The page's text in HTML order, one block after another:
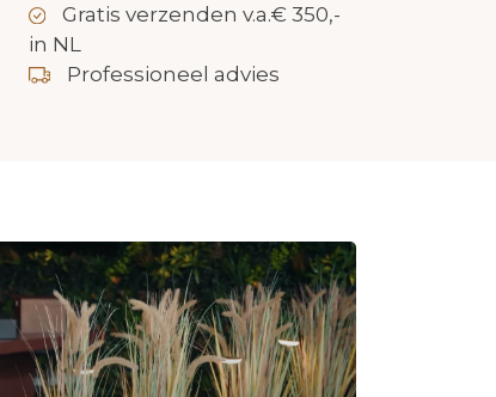
Gratis verzenden v.a.€ 350,-
in NL
Professioneel advies